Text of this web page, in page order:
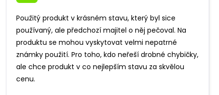
Použitý produkt v krásném stavu, který byl sice
používaný, ale předchozí majitel o něj pečoval. Na
produktu se mohou vyskytovat velmi nepatrné
známky použití. Pro toho, kdo neřeší drobné chybičky,
ale chce produkt v co nejlepším stavu za skvělou
cenu.